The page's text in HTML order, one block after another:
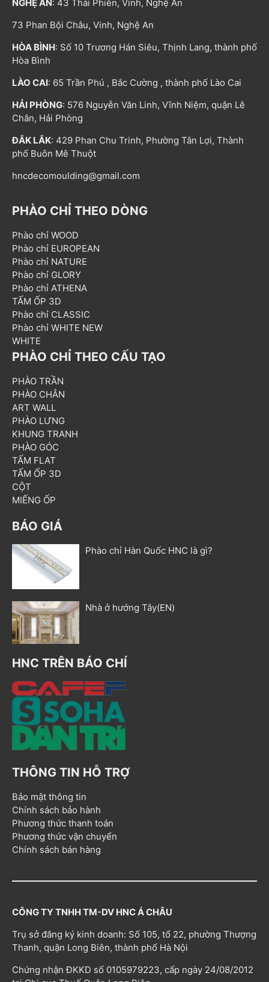
NGHỆ AN: 43 Thái Phiên, Vinh, Nghệ An
73 Phan Bội Châu, Vinh, Nghệ An
HÒA BÌNH: Số 10 Trương Hán Siêu, Thịnh Lang, thành phố
Hòa Bình
LÀO CAI: 65 Trần Phú , Bắc Cường , thành phố Lào Cai
HẢI PHÒNG: 576 Nguyễn Văn Linh, Vĩnh Niệm, quận Lê
Chân, Hải Phòng
ĐẮK LẮK: 429 Phan Chu Trinh, Phường Tân Lợi, Thành
phố Buôn Mê Thuột
hncdecomoulding@gmail.com
PHÀO CHỈ THEO DÒNG
Phào chỉ WOOD
Phào chỉ EUROPEAN
Phào chỉ NATURE
Phào chỉ GLORY
Phào chỉ ATHENA
TẤM ỐP 3D
Phào chỉ CLASSIC
Phào chỉ WHITE NEW
WHITE
PHÀO CHỈ THEO CẤU TẠO
PHÀO TRẦN
PHÀO CHÂN
ART WALL
PHÀO LƯNG
KHUNG TRANH
PHÀO GÓC
TẤM FLAT
TẤM ỐP 3D
CỘT
MIẾNG ỐP
BÁO GIÁ
Phào chỉ Hàn Quốc HNC là gì?
Nhà ở hướng Tây(EN)
HNC TRÊN BÁO CHÍ
THÔNG TIN HỖ TRỢ
Bảo mật thông tin
Chính sách bảo hành
Phương thức thanh toán
Phương thức vận chuyển
Chính sách bán hàng
CÔNG TY TNHH TM-DV HNC Á CHÂU
Trụ sở đăng ký kinh doanh: Số 105, tổ 22, phường Thượng
Thanh, quận Long Biên, thành phố Hà Nội
Chứng nhận ĐKKD số 0105979223, cấp ngày 24/08/2012